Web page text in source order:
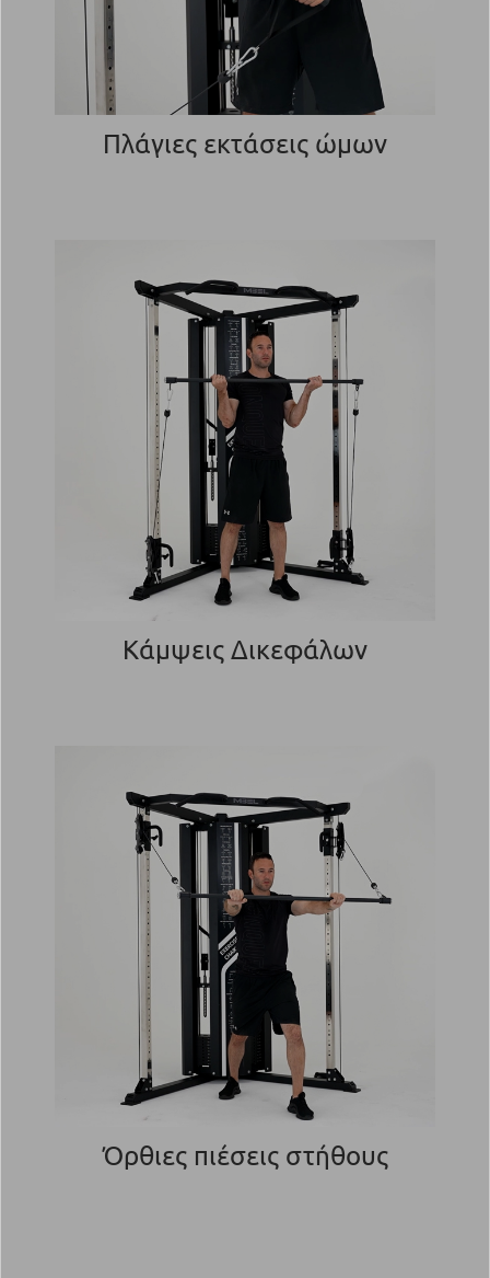
Πλάγιες εκτάσεις ώμων
Κάμψεις Δικεφάλων
Όρθιες πιέσεις στήθους